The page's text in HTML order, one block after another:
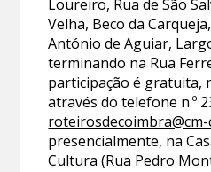
Loureiro, Rua de São
Velha, Beco da
António de Aguiar,
terminando na Rua
participação é gratuita,
através do telefone n.º
presencialmente, na
Cultura (Rua Pedro